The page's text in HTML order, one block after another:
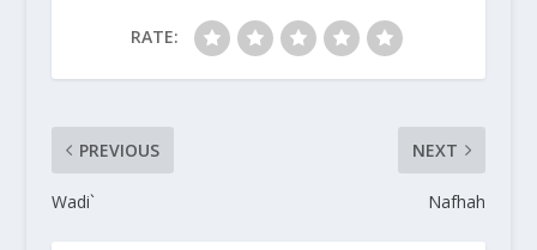
RATE:
PREVIOUS
Wadi`
NEXT
Nafhah